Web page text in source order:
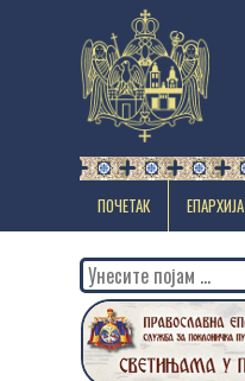
ПОЧЕТАК ЕПАРХИЈА
Search
for: